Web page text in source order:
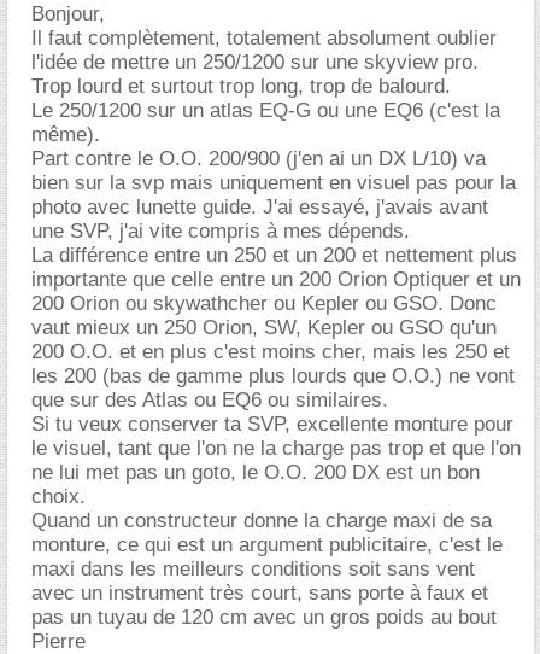
Bonjour,
Il faut complètement, totalement absolument oublier
l'idée de mettre un 250/1200 sur une skyview pro.
Trop lourd et surtout trop long, trop de balourd.
Le 250/1200 sur un atlas EQ-G ou une EQ6 (c'est la
même).
Part contre le O.O. 200/900 (j'en ai un DX L/10) va
bien sur la svp mais uniquement en visuel pas pour la
photo avec lunette guide. J'ai essayé, j'avais avant
une SVP, j'ai vite compris à mes dépends.
La différence entre un 250 et un 200 et nettement plus
importante que celle entre un 200 Orion Optiquer et un
200 Orion ou skywathcher ou Kepler ou GSO. Donc
vaut mieux un 250 Orion, SW, Kepler ou GSO qu'un
200 O.O. et en plus c'est moins cher, mais les 250 et
les 200 (bas de gamme plus lourds que O.O.) ne vont
que sur des Atlas ou EQ6 ou similaires.
Si tu veux conserver ta SVP, excellente monture pour
le visuel, tant que l'on ne la charge pas trop et que l'on
ne lui met pas un goto, le O.O. 200 DX est un bon
choix.
Quand un constructeur donne la charge maxi de sa
monture, ce qui est un argument publicitaire, c'est le
maxi dans les meilleurs conditions soit sans vent
avec un instrument très court, sans porte à faux et
pas un tuyau de 120 cm avec un gros poids au bout
Pierre